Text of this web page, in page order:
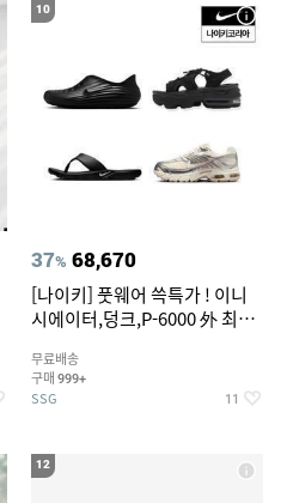
10
37% 68,670
[나이키] 풋웨어 쓱특가 ! 이니
시에이터,덩크,P-6000 外 최대
무료배송
구매 999+
SSG 11
12